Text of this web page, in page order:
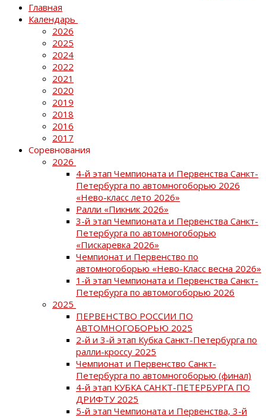
Главная
Календарь
2026
2025
2024
2022
2021
2020
2019
2018
2016
2017
Соревнования
2026
4-й этап Чемпионата и Первенства Санкт-
Петербурга по автомногоборью 2026
«Нево-класс лето 2026»
Ралли «Пикник 2026»
3-й этап Чемпионата и Первенства Санкт-
Петербурга по автомногоборью
«Пискаревка 2026»
Чемпионат и Первенство по
автомногоборью «Нево-Класс весна 2026»
1-й этап Чемпионата и Первенства Санкт-
Петербурга по автомогоборью 2026
2025
ПЕРВЕНСТВО РОССИИ ПО
АВТОМНОГОБОРЬЮ 2025
2-й и 3-й этап Кубка Санкт-Петербурга по
ралли-кроссу 2025
Чемпионат и Первенство Санкт-
Петербурга по автомногоборью (финал)
4-й этап КУБКА САНКТ-ПЕТЕРБУРГА ПО
ДРИФТУ 2025
5-й этап Чемпионата и Первенства, 3-й